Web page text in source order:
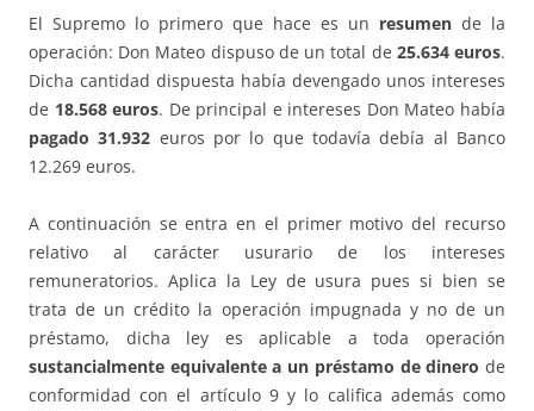
El Supremo lo primero que hace es un resumen de la
operación: Don Mateo dispuso de un total de 25.634 euros.
Dicha cantidad dispuesta había devengado unos intereses
de 18.568 euros. De principal e intereses Don Mateo había
pagado 31.932 euros por lo que todavía debía al Banco
12.269 euros.
A continuación se entra en el primer motivo del recurso
relativo al carácter usurario de los intereses
remuneratorios. Aplica la Ley de usura pues si bien se
trata de un crédito la operación impugnada y no de un
préstamo, dicha ley es aplicable a toda operación
sustancialmente equivalente a un préstamo de dinero de
conformidad con el artículo 9 y lo califica además como